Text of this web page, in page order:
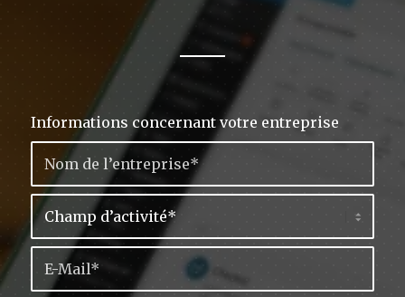
Informations concernant votre entreprise